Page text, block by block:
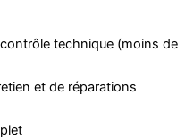
technique (moins de
et de réparations